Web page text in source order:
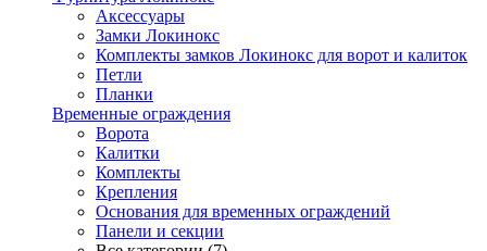
Аксессуары
Замки Локинокс
Комплекты замков Локинокс для ворот и калиток
Петли
Планки
Временные ограждения
Ворота
Калитки
Комплекты
Крепления
Основания для временных ограждений
Панели и секции